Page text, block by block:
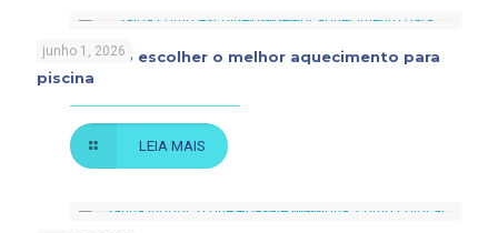
junho 1, 2026
Saiba como escolher o melhor aquecimento para
piscina
LEIA MAIS